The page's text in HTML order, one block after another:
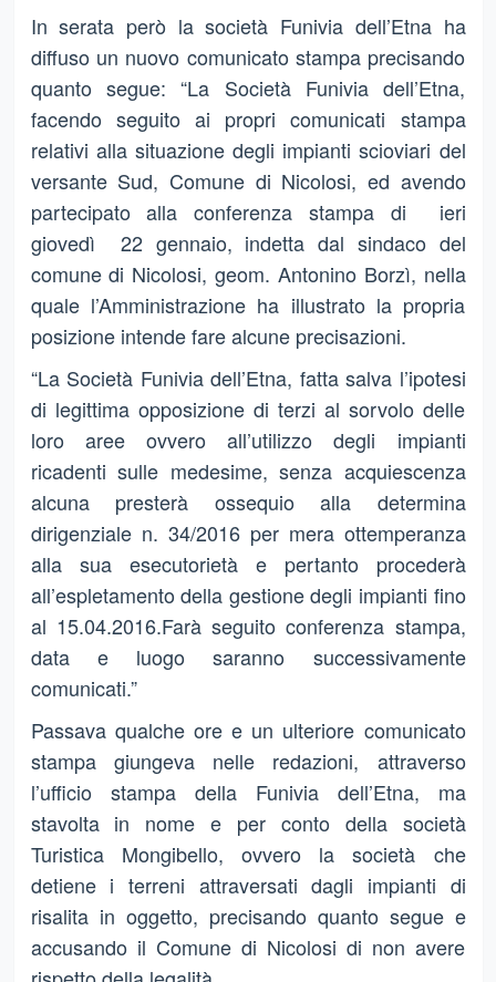
In serata però la società Funivia dell’Etna ha
diffuso un nuovo comunicato stampa precisando
quanto segue: “La Società Funivia dell’Etna,
facendo seguito ai propri comunicati stampa
relativi alla situazione degli impianti scioviari del
versante Sud, Comune di Nicolosi, ed avendo
partecipato alla conferenza stampa di ieri
giovedì 22 gennaio, indetta dal sindaco del
comune di Nicolosi, geom. Antonino Borzì, nella
quale l’Amministrazione ha illustrato la propria
posizione intende fare alcune precisazioni.
“La Società Funivia dell’Etna, fatta salva l’ipotesi
di legittima opposizione di terzi al sorvolo delle
loro aree ovvero all’utilizzo degli impianti
ricadenti sulle medesime, senza acquiescenza
alcuna presterà ossequio alla determina
dirigenziale n. 34/2016 per mera ottemperanza
alla sua esecutorietà e pertanto procederà
all’espletamento della gestione degli impianti fino
al 15.04.2016.Farà seguito conferenza stampa,
data e luogo saranno successivamente
comunicati.”
Passava qualche ore e un ulteriore comunicato
stampa giungeva nelle redazioni, attraverso
l’ufficio stampa della Funivia dell’Etna, ma
stavolta in nome e per conto della società
Turistica Mongibello, ovvero la società che
detiene i terreni attraversati dagli impianti di
risalita in oggetto, precisando quanto segue e
accusando il Comune di Nicolosi di non avere